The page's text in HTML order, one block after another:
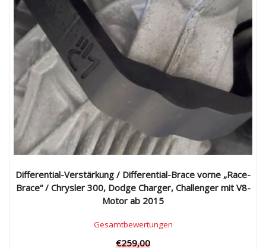
können
auf
der
Produktseite
gewählt
Differential-Verstärkung / Differential-Brace vorne „Race-
Brace“ / Chrysler 300, Dodge Charger, Challenger mit V8-
Motor ab 2015
Gesamtbewertungen
€259,00